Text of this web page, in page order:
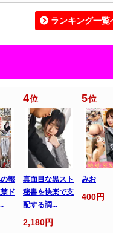
ランキング一覧
報
ド
4位
真面目な黒スト
秘書を快楽で支
配する調...
2,180円
5位
みお
400円